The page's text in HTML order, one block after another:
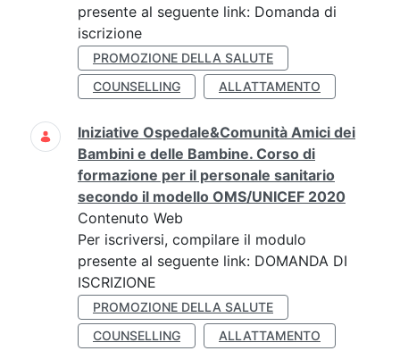
presente al seguente link: Domanda di
iscrizione
PROMOZIONE DELLA SALUTE
COUNSELLING
ALLATTAMENTO
Iniziative Ospedale&Comunità Amici dei
Bambini e delle Bambine. Corso di
formazione per il personale sanitario
secondo il modello OMS/UNICEF 2020
Contenuto Web
Per iscriversi, compilare il modulo
presente al seguente link: DOMANDA DI
ISCRIZIONE
PROMOZIONE DELLA SALUTE
COUNSELLING
ALLATTAMENTO